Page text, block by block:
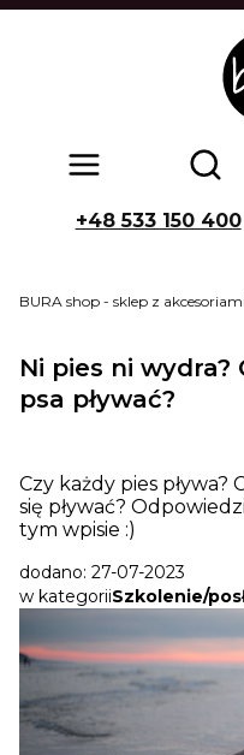
+48 533 150 400
BURA shop - sklep z
Ni pies ni wydra?
psa pływać?
Czy każdy pies pływa?
się pływać?
tym wpisie :)
dodano: 27-07-2023
w kategoriiSzkolenie/